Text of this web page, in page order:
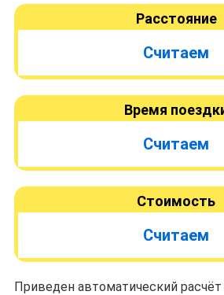
Расстояние
Считаем
Время
Считаем
Стоимость
Считаем
Приведен автоматический